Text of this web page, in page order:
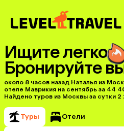
Ищите легко
Бронируйте
около 8 часов назад Наталья из
отеле Маврикия на сентябрь за 44
Найдено туров из Москвы за сутки 2
Туры Отели